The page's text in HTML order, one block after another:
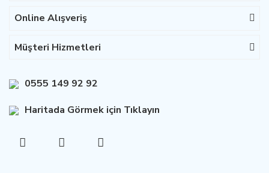
Online Alışveriş
Müşteri Hizmetleri
0555 149 92 92
Haritada Görmek için Tıklayın